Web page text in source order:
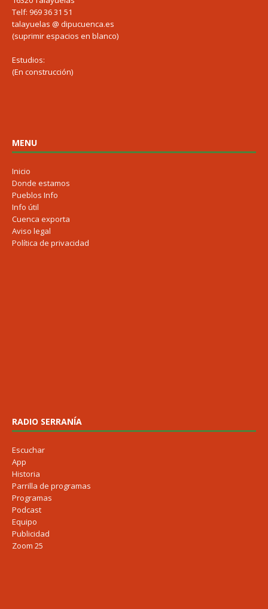
Telf: 969 36 31 51
talayuelas @ dipucuenca.es
(suprimir espacios en blanco)
Estudios:
(En construcción)
MENU
Inicio
Donde estamos
Pueblos Info
Info útil
Cuenca exporta
Aviso legal
Política de privacidad
RADIO SERRANÍA
Escuchar
App
Historia
Parrilla de programas
Programas
Podcast
Equipo
Publicidad
Zoom 25